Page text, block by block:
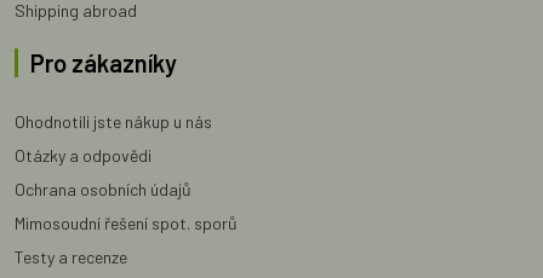
Shipping abroad
Pro zákazníky
Ohodnotili jste nákup u nás
Otázky a odpovědi
Ochrana osobních údajů
Mimosoudní řešení spot. sporů
Testy a recenze